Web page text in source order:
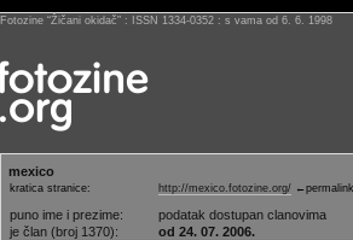
Fotozine “Žičani okidač” : ISSN 1334-0352 : s vama od 6. 6. 1998
mexico
kratica stranice: http://mexico.fotozine.org/ ←permalink
puno ime i prezime:
podatak dostupan clanovima
je član (broj 1370):
od 24. 07. 2006.